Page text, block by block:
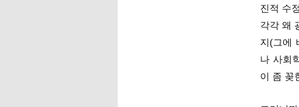
진적 수
각각 왜
지(그에
나 사회
이 좀 꽂